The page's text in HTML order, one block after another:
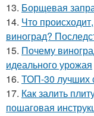
13. Борщевая
14. Что
виноград?
15. Почему
идеального урожая
16. ТОП-30 лучших
17. Как залить
пошаговая